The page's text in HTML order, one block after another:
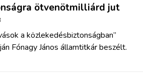
ötvenötmilliárd jut
a közlekedésbiztonságban”
Fónagy János államtitkár beszélt.